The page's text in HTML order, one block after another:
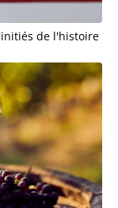
de l'histoire